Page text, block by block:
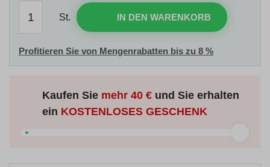
St. IN DEN WARENKORB
Profitieren Sie von Mengenrabatten bis zu 8 %
Kaufen Sie mehr40 €und Sie erhalten
ein KOSTENLOSES GESCHENK